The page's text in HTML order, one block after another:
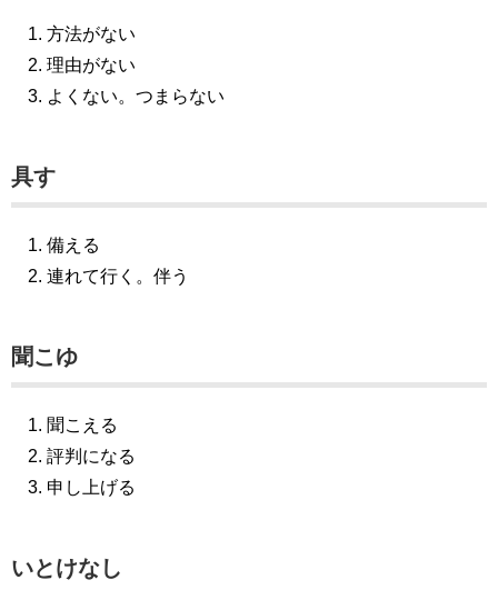
方法がない
理由がない
よくない。つまらない
具す
備える
連れて行く。伴う
聞こゆ
聞こえる
評判になる
申し上げる
いとけなし